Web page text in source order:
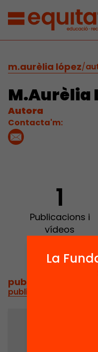
m.aurèlia lópez/
M.Aurèlia
Autora
Contacta'm:
1
Publicacions i
vídeos
publicacions i
publicacions i vídeos
La